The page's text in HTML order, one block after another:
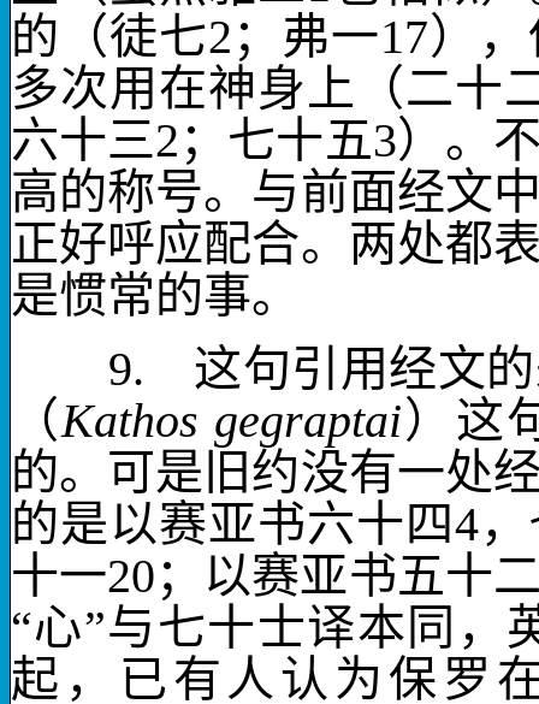
的（徒七2 ；弗一17）
多次用在神身上（二十
六十三2 ；七十五3）。
高的称号。与前面经文
正好呼应配合。两处都
是惯常的事。
9. 这句引用经文
（Kathos gegraptai）这
的。可是旧约没有一处
的是以赛亚书六十四4，
十一20；以赛亚书五十
“心”与七十士译本同，
起，已有人认为保罗